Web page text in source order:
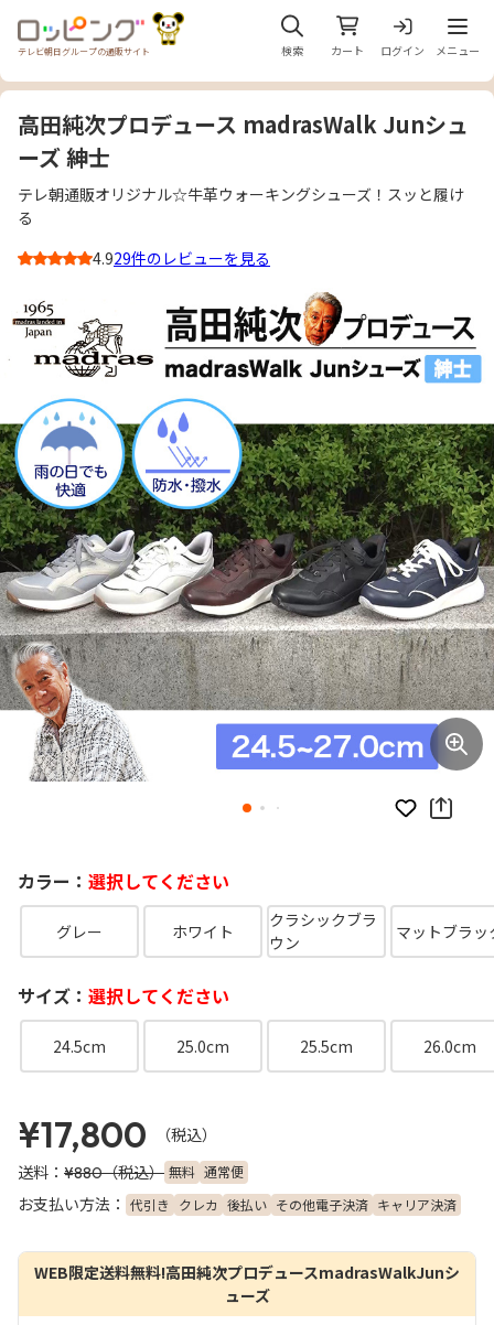
テレビ朝日グループの通販サイト 検索 カート ログイン
メニ
メニュー
お気に入り
高田純次プロデュース madrasWalk Junシュ
ーズ 紳士
テレ朝通販オリジナル☆牛革ウォーキングシューズ！スッと履け
る
4.929件のレビューを見る
カラー： 選択してください
グレー ホワイト
クラシックブラ
ウン
マットブラッ
サイズ： 選択してください
24.5cm 25.0cm 25.5cm 26.0cm
¥17,800
（税込）
送料： ¥880（税込） 無料 通常便
お支払い方法： 代引き クレカ 後払い その他電子決済 キャリア決済
WEB限定送料無料!高田純次プロデュースmadrasWalkJunシ
ューズ